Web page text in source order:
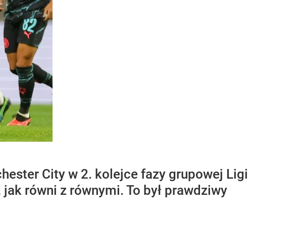
City w 2. kolejce fazy grupowej Ligi
równi z równymi. To był prawdziwy